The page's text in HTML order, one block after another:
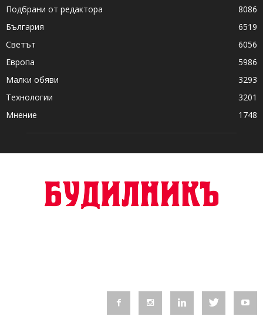
Подбрани от редактора
8086
България
6519
Светът
6056
Европа
5986
Малки обяви
3293
Технологии
3201
Мнение
1748